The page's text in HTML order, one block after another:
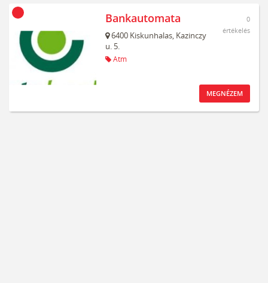
Bankautomata
6400 Kiskunhalas, Kazinczy
u. 5.
Atm
0
értékelés
MEGNÉZEM